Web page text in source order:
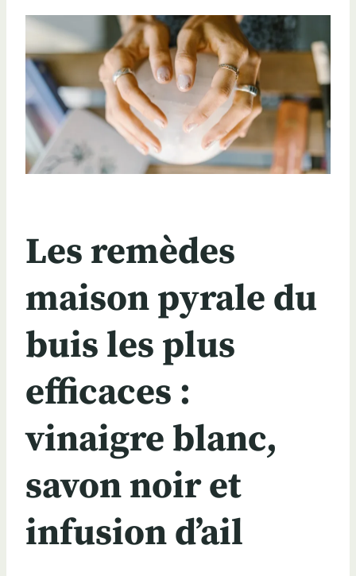
Les remèdes
maison pyrale du
buis les plus
efficaces :
vinaigre blanc,
savon noir et
infusion d’ail